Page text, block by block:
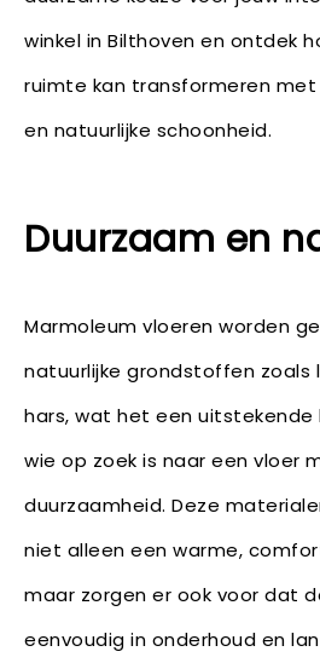
winkel in Bilthoven en ontdek
ruimte kan transformeren
en natuurlijke schoonheid.
Duurzaam en
Marmoleum vloeren worden
natuurlijke grondstoffen zoals
hars, wat het een uitstekende
wie op zoek is naar een vloer
duurzaamheid. Deze
niet alleen een warme,
maar zorgen er ook voor dat
eenvoudig in onderhoud en